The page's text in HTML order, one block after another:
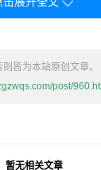
这并不是说荷花
擎雨盖”指的是荷
起一个天然的遮挡
皆为本站原创文章。
post/
暂无相关文章